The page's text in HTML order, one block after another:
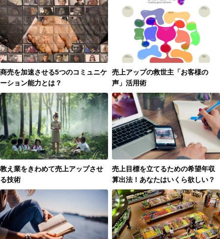
商売を加速させる5つのコミュニケ
ーション能力とは？
売上アップの救世主「お客様の
声」活用術
教え業をきわめて売上アップさせ
る技術
売上目標を立てるための希望年収
算出法！あなたはいくら欲しい？